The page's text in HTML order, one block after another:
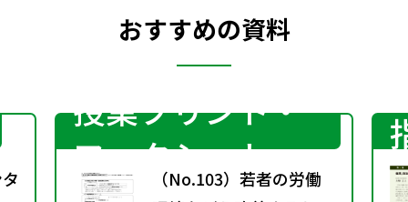
おすすめの資料
授業プリント・
ワークシート
（No.103）若者の労働